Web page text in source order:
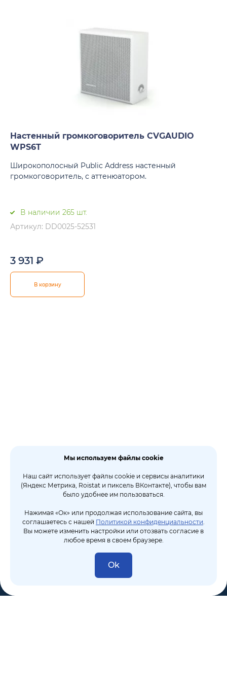
Настенный громкоговоритель CVGAUDIO
WPS6T
Широкополосный Public Address настенный
громкоговоритель, с аттенюатором.
В наличии 265 шт.
Артикул: DD0025-52531
3 931 ₽
В корзину
Мы используем файлы cookie
Наш сайт использует файлы cookie и сервисы аналитики
(Яндекс Метрика, Roistat и пиксель ВКонтакте), чтобы вам
было удобнее им пользоваться.
Нажимая «Ок» или продолжая использование сайта, вы
соглашаетесь с нашей Политикой конфиденциальности.
Вы можете изменить настройки или отозвать согласие в
любое время в своем браузере.
Ok